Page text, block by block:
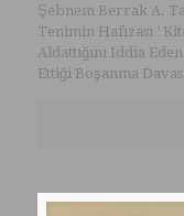
Şebnem Berrak A.
Tenimin Hafızası ’
Aldattığını Iddia
Ettiği Boşanma